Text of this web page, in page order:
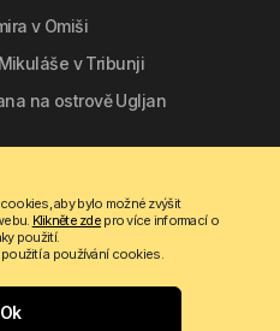
na dovolenou?
v Omiši
v Tribunji
na ostrově Ugljan
2026 Do-bra d.o.o.
aby bylo možné zvýšit
Klikněte zde pro více informací o
použití.
a používání cookies.
Ok